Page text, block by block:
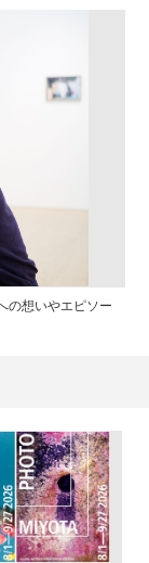
の想いやエピソー